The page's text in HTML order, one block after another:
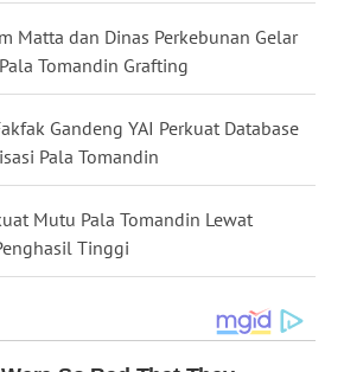
Matta dan Dinas Perkebunan Gelar
Tomandin Grafting
Gandeng YAI Perkuat Database
Pala Tomandin
Mutu Pala Tomandin Lewat
Tinggi